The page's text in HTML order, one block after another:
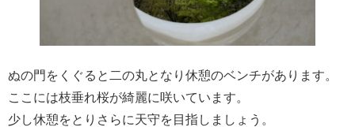
ぬの門をくぐると二の丸となり休憩のベンチがあります。
ここには枝垂れ桜が綺麗に咲いています。
少し休憩をとりさらに天守を目指しましょう。